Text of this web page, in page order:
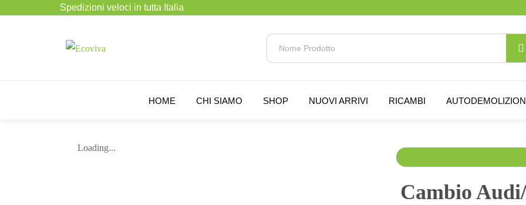
Spedizioni veloci in tutta Italia
HOME CHI SIAMO SHOP NUOVI ARRIVI RICAMBI
Loading...
Cambio